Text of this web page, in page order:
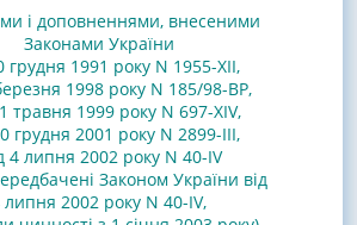
і доповненнями, внесеними
Законами України
грудня 1991 року N 1955-XII,
1998 року N 185/98-ВР,
травня 1999 року N 697-XIV,
грудня 2001 року N 2899-III,
4 липня 2002 року N 40-IV
Законом України від
липня 2002 року N 40-IV,